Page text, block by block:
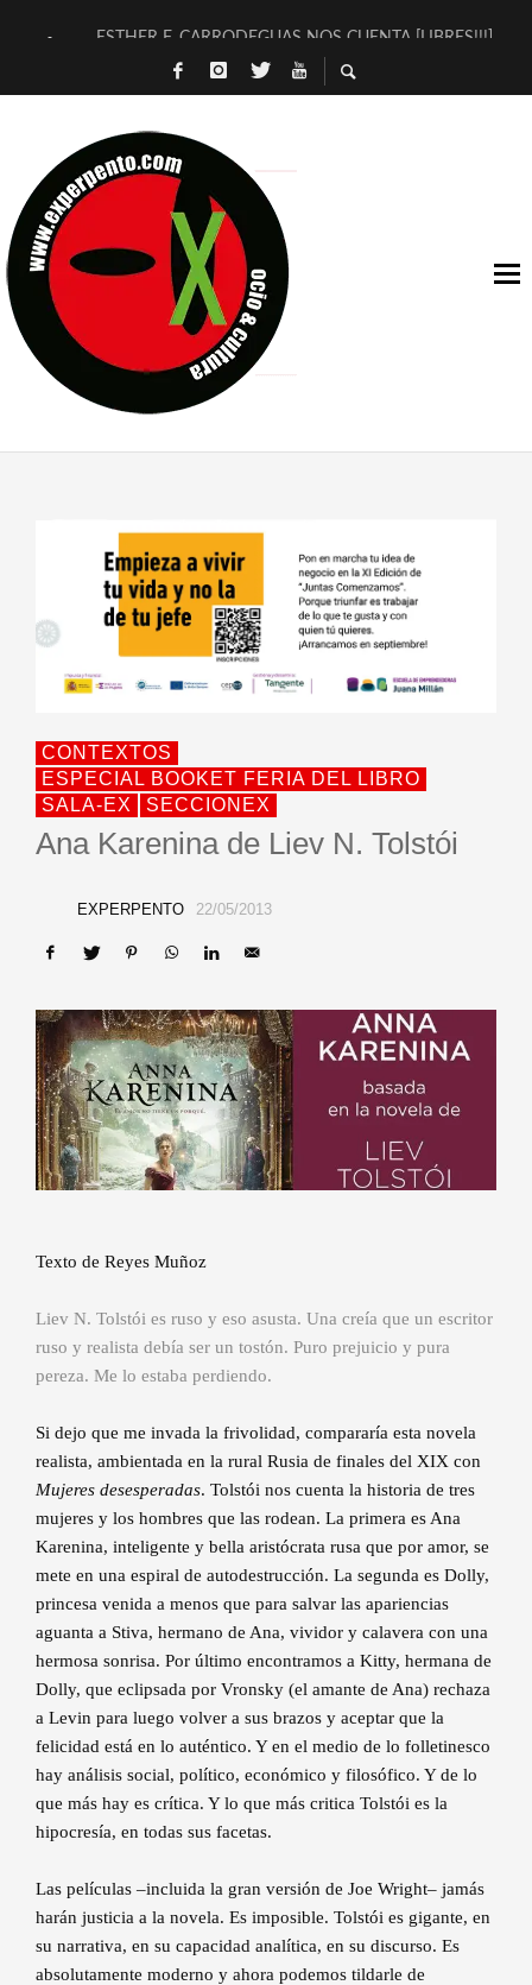
ESTHER F. CARRODEGUAS NOS CUENTA [LIBRES!!!]
[TERRA DE GUAPES] DE SANDRA MONFORT
TIMBRE 4, LA ESCUELA DEL DIRECTOR TEATRAL CLAUDIO
30 AÑOS (NO ES NADA) DE LA KATARSIS DEL TOMATAZO
MILITARES JUDÍAS EN #EXVITA
D’BALDOMEROS REINVENTAN [BITÁCORA 3.0] EN EXVITA
MARSHALL FLASH PRESENTA EN EXVITA [RELATIVA
JOFRE BARDAGÍ EN EXVITA INTERPRETANDO A SERRAT
CONTEXTOS
ESPECIAL BOOKET FERIA DEL LIBRO
SALA-EX
SECCIONEX
Ana Karenina de Liev N. Tolstói
EXPERPENTO 22/05/2013
Texto de Reyes Muñoz
Liev N. Tolstói es ruso y eso asusta. Una creía que un escritor
ruso y realista debía ser un tostón. Puro prejuicio y pura
pereza. Me lo estaba perdiendo.
Si dejo que me invada la frivolidad, compararía esta novela
realista, ambientada en la rural Rusia de finales del XIX con
Mujeres desesperadas. Tolstói nos cuenta la historia de tres
mujeres y los hombres que las rodean. La primera es Ana
Karenina, inteligente y bella aristócrata rusa que por amor, se
mete en una espiral de autodestrucción. La segunda es Dolly,
princesa venida a menos que para salvar las apariencias
aguanta a Stiva, hermano de Ana, vividor y calavera con una
hermosa sonrisa. Por último encontramos a Kitty, hermana de
Dolly, que eclipsada por Vronsky (el amante de Ana) rechaza
a Levin para luego volver a sus brazos y aceptar que la
felicidad está en lo auténtico. Y en el medio de lo folletinesco
hay análisis social, político, económico y filosófico. Y de lo
que más hay es crítica. Y lo que más critica Tolstói es la
hipocresía, en todas sus facetas.
Las películas –incluida la gran versión de Joe Wright– jamás
harán justicia a la novela. Es imposible. Tolstói es gigante, en
su narrativa, en su capacidad analítica, en su discurso. Es
absolutamente moderno y ahora podemos tildarle de